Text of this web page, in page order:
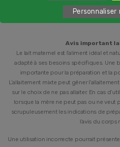
Avis important
Le lait maternel est l’aliment idéal et
adapté à ses besoins spécifiques. Une
importante pour la préparation et la
L’allaitement mixte peut gêner
sur le choix de ne pas allaiter. En cas
lorsque la mère ne peut pas ou ne veut
scrupuleusement les indications de
l’avis du corps
Une utilisation incorrecte pourrait
Personnaliser